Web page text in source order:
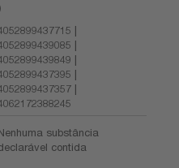
|
|
|
|
|
substância
contida